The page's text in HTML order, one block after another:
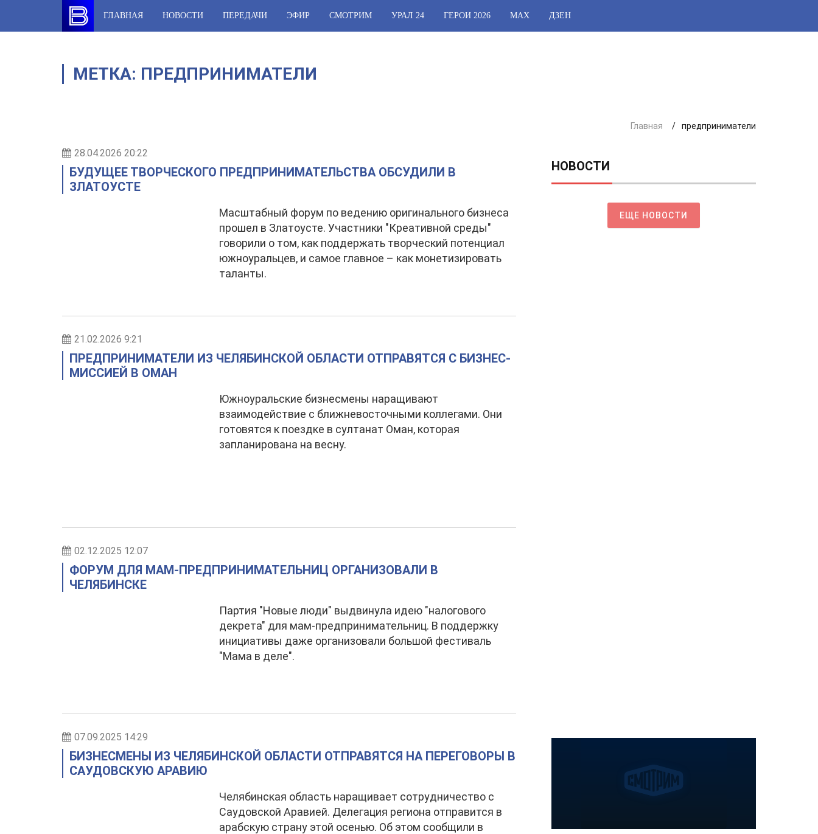
content
ГЛАВНАЯ НОВОСТИ ПЕРЕДАЧИ ЭФИР СМОТРИМ УРАЛ 24 ГЕРОИ 2026 МАХ ДЗЕН
МЕТКА: ПРЕДПРИНИМАТЕЛИ
Главная предприниматели
28.04.2026 20:22
БУДУЩЕЕ ТВОРЧЕСКОГО ПРЕДПРИНИМАТЕЛЬСТВА ОБСУДИЛИ В
ЗЛАТОУСТЕ
Масштабный форум по ведению оригинального бизнеса
прошел в Златоусте. Участники "Креативной среды"
говорили о том, как поддержать творческий потенциал
южноуральцев, и самое главное – как монетизировать
таланты.
21.02.2026 9:21
ПРЕДПРИНИМАТЕЛИ ИЗ ЧЕЛЯБИНСКОЙ ОБЛАСТИ ОТПРАВЯТСЯ C БИЗНЕС-
МИССИЕЙ В ОМАН
Южноуральские бизнесмены наращивают
взаимодействие с ближневосточными коллегами. Они
готовятся к поездке в султанат Оман, которая
запланирована на весну.
02.12.2025 12:07
ФОРУМ ДЛЯ МАМ-ПРЕДПРИНИМАТЕЛЬНИЦ ОРГАНИЗОВАЛИ В
ЧЕЛЯБИНСКЕ
Партия "Новые люди" выдвинула идею "налогового
декрета" для мам-предпринимательниц. В поддержку
инициативы даже организовали большой фестиваль
"Мама в деле".
07.09.2025 14:29
БИЗНЕСМЕНЫ ИЗ ЧЕЛЯБИНСКОЙ ОБЛАСТИ ОТПРАВЯТСЯ НА ПЕРЕГОВОРЫ В
САУДОВСКУЮ АРАВИЮ
Челябинская область наращивает сотрудничество с
Саудовской Аравией. Делегация региона отправится в
арабскую страну этой осенью. Об этом сообщили в
НОВОСТИ
ЕЩЕ НОВОСТИ